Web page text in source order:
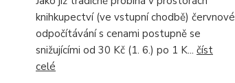
knihkupectví (ve vstupní chodbě) červnové
odpočítávání s cenami postupně se
snižujícími od 30 Kč (1. 6.) po 1 K... číst
celé